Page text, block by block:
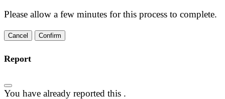
Please allow a few minutes for this process to complete.
Confirm
Report
You have already reported this .